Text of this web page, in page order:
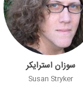
سوزان استرایکر
Susan Stryker